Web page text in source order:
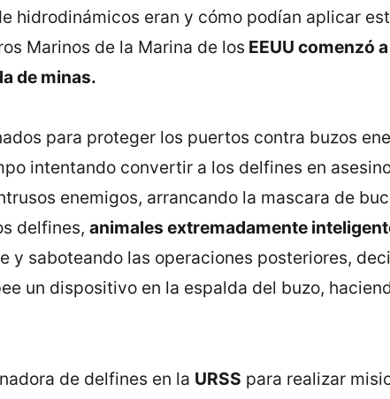
hidrodinámicos eran y cómo podían aplicar
Marinos de la Marina de los EEUU comenzó
de minas.
para proteger los puertos contra buzos
intentando convertir a los delfines en
enemigos, arrancando la mascara de
delfines, animales extremadamente
y saboteando las operaciones posteriores,
un dispositivo en la espalda del buzo,
de delfines en la URSS para realizar